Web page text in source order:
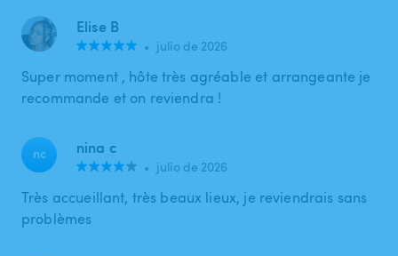
Elise B
• julio de 2026
Super moment , hôte très agréable et arrangeante je
recommande et on reviendra !
nc nina c
• julio de 2026
Très accueillant, très beaux lieux, je reviendrais sans
problèmes